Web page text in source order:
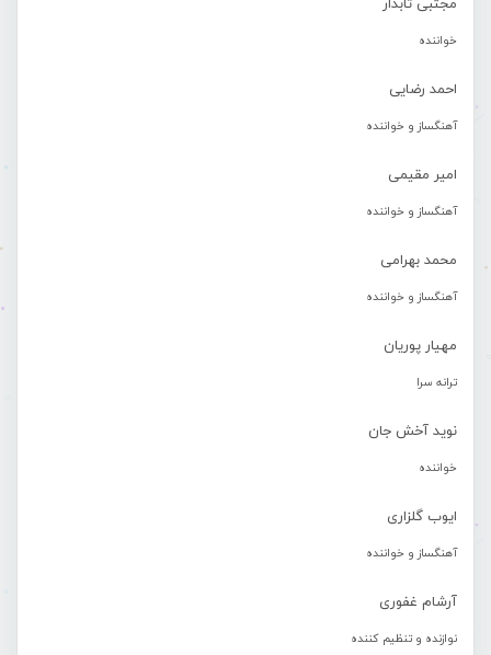
مجتبی تابدار
خواننده
احمد رضایی
آهنگساز و خواننده
امیر مقیمی
آهنگساز و خواننده
محمد بهرامی
آهنگساز و خواننده
مهیار پوریان
ترانه سرا
نوید آخش جان
خواننده
ایوب گلزاری
آهنگساز و خواننده
آرشام غفوری
نوازنده و تنظیم کننده